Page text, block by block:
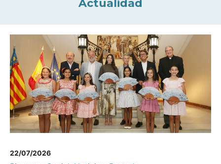
Actualidad
22/07/2026